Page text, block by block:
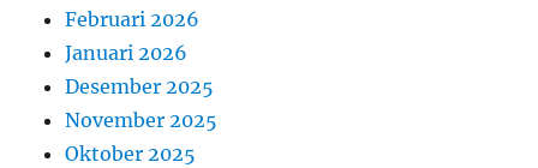
Februari 2026
Januari 2026
Desember 2025
November 2025
Oktober 2025